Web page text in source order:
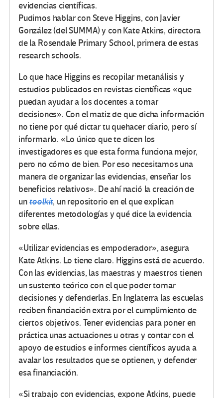
evidencias científicas.
Pudimos hablar con Steve Higgins, con Javier
González (del SUMMA) y con Kate Atkins, directora
de la Rosendale Primary School, primera de estas
research schools.
Lo que hace Higgins es recopilar metanálisis y
estudios publicados en revistas científicas «que
puedan ayudar a los docentes a tomar
decisiones». Con el matiz de que dicha información
no tiene por qué dictar tu quehacer diario, pero sí
informarlo. «Lo único que te dicen los
investigadores es que esta forma funciona mejor,
pero no cómo de bien. Por eso necesitamos una
manera de organizar las evidencias, enseñar los
beneficios relativos». De ahí nació la creación de
untoolkit, un repositorio en el que explican
diferentes metodologías y qué dice la evidencia
sobre ellas.
«Utilizar evidencias es empoderador», asegura
Kate Atkins. Lo tiene claro. Higgins está de acuerdo.
Con las evidencias, las maestras y maestros tienen
un sustento teórico con el que poder tomar
decisiones y defenderlas. En Inglaterra las escuelas
reciben financiación extra por el cumplimiento de
ciertos objetivos. Tener evidencias para poner en
práctica unas actuaciones u otras y contar con el
apoyo de estudios e informes científicos ayuda a
avalar los resultados que se optienen, y defender
esa financiación.
«Si trabajo con evidencias, expone Atkins, puede